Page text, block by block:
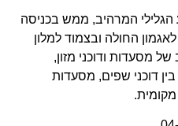
המרהיב, ממש בכניסה
בכביש 90 סמוך לאגמון החולה ובצמוד למלון
מסעדות ודוכני מזון,
דוכני שפים, מסעדות
מקומית.